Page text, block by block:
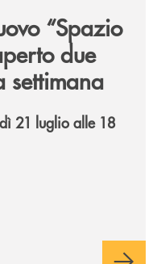
“Spazio
due
settimana
21 luglio alle 18